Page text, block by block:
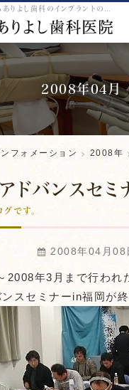
2008年04月
フォメーション 2008年
ドバンスセミ
です。
2008年04月08
2008年3月まで行われ
スセミナーin福岡が終